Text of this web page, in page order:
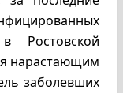
Ростовской
нарастающим
заболевших